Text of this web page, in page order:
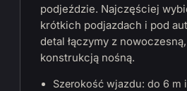
podjeździe. Najczęściej
krótkich podjazdach i pod
detal łączymy z
konstrukcją nośną.
Szerokość wjazdu: do 6 m